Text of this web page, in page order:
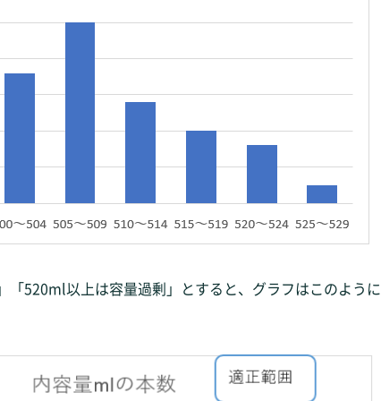
520ml以上は容量過剰」とすると、グラフはこのように